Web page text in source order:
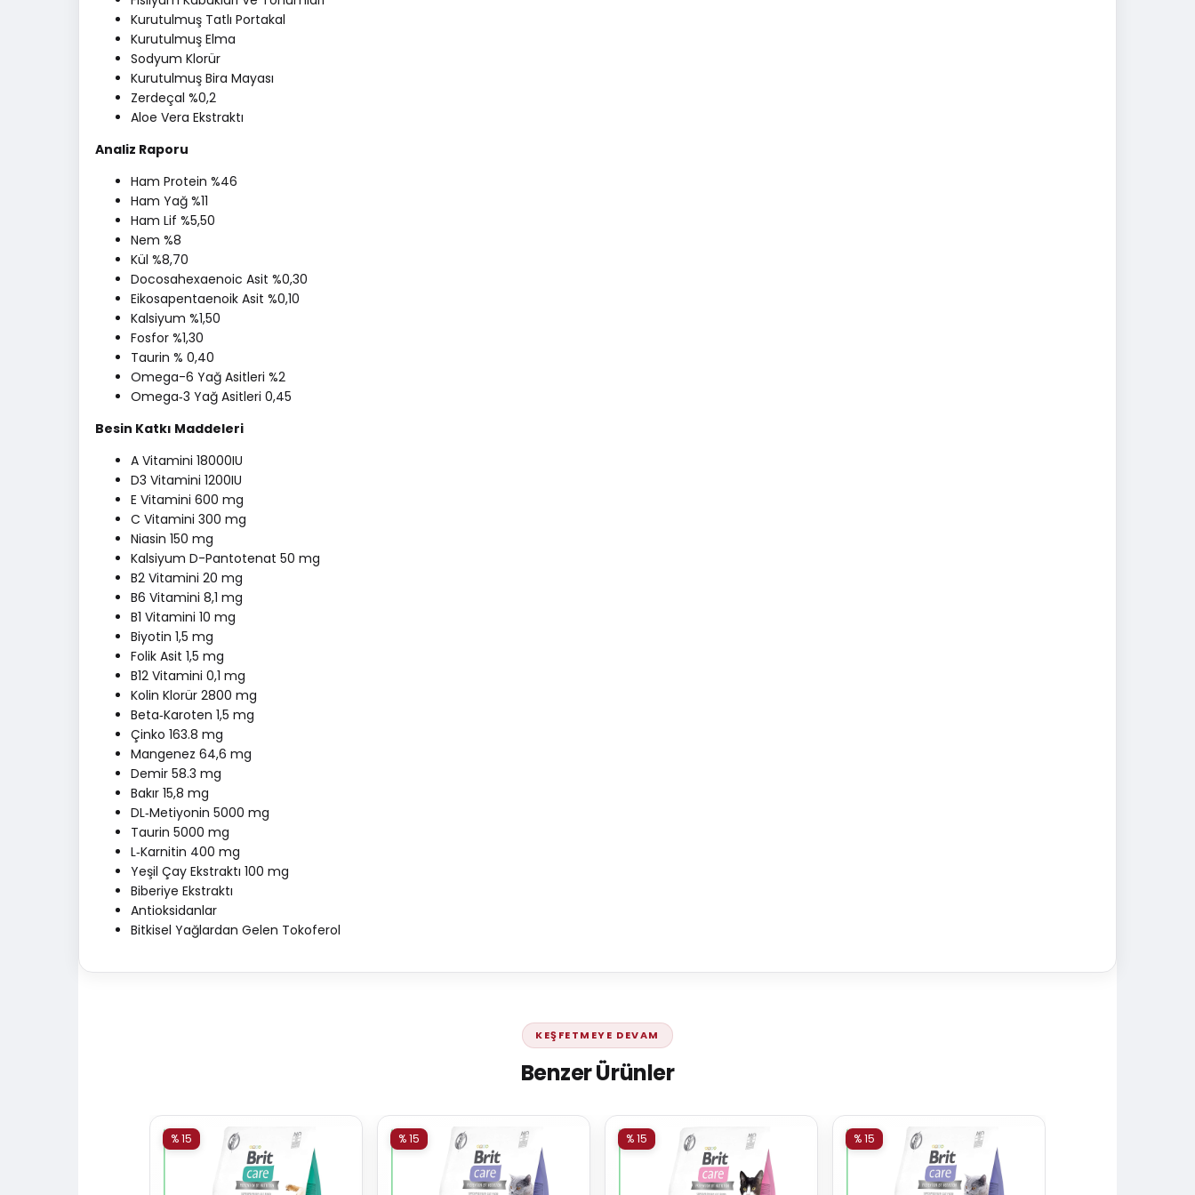
Kurutulmuş Tatlı Portakal
Kurutulmuş Elma
Sodyum Klorür
Kurutulmuş Bira Mayası
Zerdeçal %0,2
Aloe Vera Ekstraktı
Analiz Raporu
Ham Protein %46
Ham Yağ %11
Ham Lif %5,50
Nem %8
Kül %8,70
Docosahexaenoic Asit %0,30
Eikosapentaenoik Asit %0,10
Kalsiyum %1,50
Fosfor %1,30
Taurin % 0,40
Omega-6 Yağ Asitleri %2
Omega‐3 Yağ Asitleri 0,45
Besin Katkı Maddeleri
A Vitamini 18000IU
D3 Vitamini 1200IU
E Vitamini 600 mg
C Vitamini 300 mg
Niasin 150 mg
Kalsiyum D-Pantotenat 50 mg
B2 Vitamini 20 mg
B6 Vitamini 8,1 mg
B1 Vitamini 10 mg
Biyotin 1,5 mg
Folik Asit 1,5 mg
B12 Vitamini 0,1 mg
Kolin Klorür 2800 mg
Beta‐Karoten 1,5 mg
Çinko 163.8 mg
Mangenez 64,6 mg
Demir 58.3 mg
Bakır 15,8 mg
DL‐Metiyonin 5000 mg
Taurin 5000 mg
L‐Karnitin 400 mg
Yeşil Çay Ekstraktı 100 mg
Biberiye Ekstraktı
Antioksidanlar
Bitkisel Yağlardan Gelen Tokoferol
KEŞFETMEYE DEVAM
Benzer Ürünler
% 15 % 15 % 15 % 15